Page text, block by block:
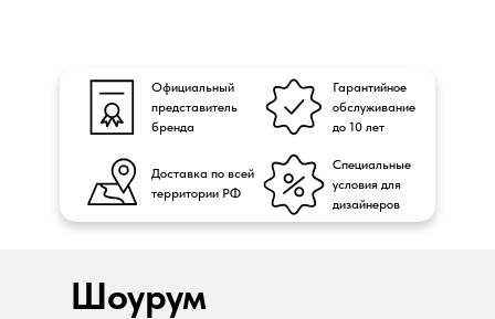
Официальный
представитель
бренда
Доставка по всей
территории РФ
Гарантийное
обслуживание
до 10 лет
Специальные
условия для
дизайнеров
Шоурум